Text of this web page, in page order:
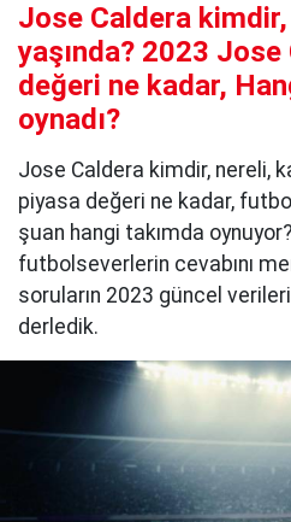
Jose Caldera
yaşında? 2023
değeri ne kadar,
oynadı?
Jose Caldera kimdir, nereli,
piyasa değeri ne kadar,
şuan hangi takımda
futbolseverlerin cevabını
soruların 2023 güncel
derledik.